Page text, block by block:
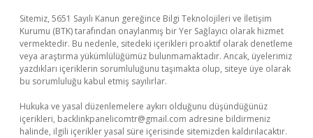
Sitemiz, 5651 Sayılı Kanun gereğince Bilgi Teknolojileri ve İletişim
Kurumu (BTK) tarafından onaylanmış bir Yer Sağlayıcı olarak hizmet
vermektedir. Bu nedenle, sitedeki içerikleri proaktif olarak denetleme
veya araştırma yükümlülüğümüz bulunmamaktadır. Ancak, üyelerimiz
yazdıkları içeriklerin sorumluluğunu taşımakta olup, siteye üye olarak
bu sorumluluğu kabul etmiş sayılırlar.
Hukuka ve yasal düzenlemelere aykırı olduğunu düşündüğünüz
içerikleri, backlinkpanelicomtr@gmail.com adresine bildirmeniz
halinde, ilgili içerikler yasal süre içerisinde sitemizden kaldırılacaktır.